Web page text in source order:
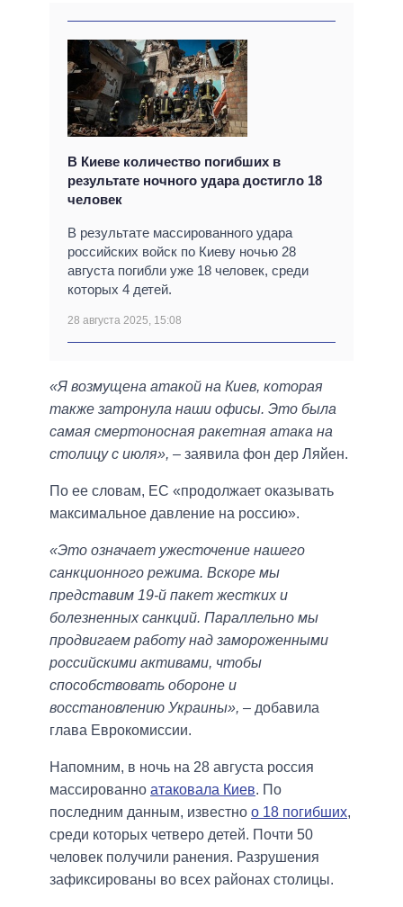
В Киеве количество погибших в
результате ночного удара достигло 18
человек
В результате массированного удара
российских войск по Киеву ночью 28
августа погибли уже 18 человек, среди
которых 4 детей.
28 августа 2025, 15:08
«Я возмущена атакой на Киев, которая
также затронула наши офисы. Это была
самая смертоносная ракетная атака на
столицу с июля», – заявила фон дер Ляйен.
По ее словам, ЕС «продолжает оказывать
максимальное давление на россию».
«Это означает ужесточение нашего
санкционного режима. Вскоре мы
представим 19-й пакет жестких и
болезненных санкций. Параллельно мы
продвигаем работу над замороженными
российскими активами, чтобы
способствовать обороне и
восстановлению Украины», – добавила
глава Еврокомиссии.
Напомним, в ночь на 28 августа россия
массированно атаковала Киев. По
последним данным, известно о 18 погибших,
среди которых четверо детей. Почти 50
человек получили ранения. Разрушения
зафиксированы во всех районах столицы.